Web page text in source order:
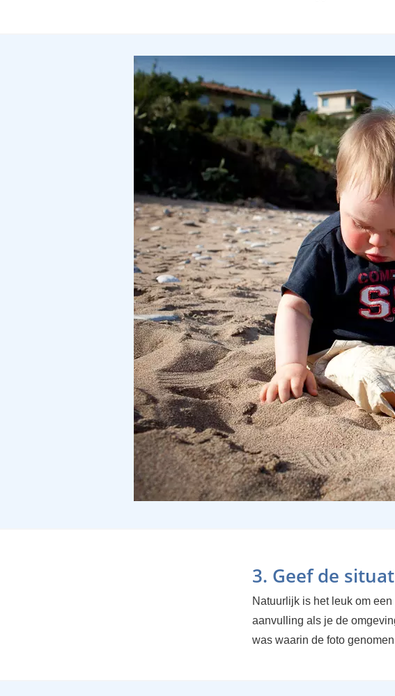
3. Geef de
Natuurlijk is het leuk om
aanvulling als je de
was waarin de foto